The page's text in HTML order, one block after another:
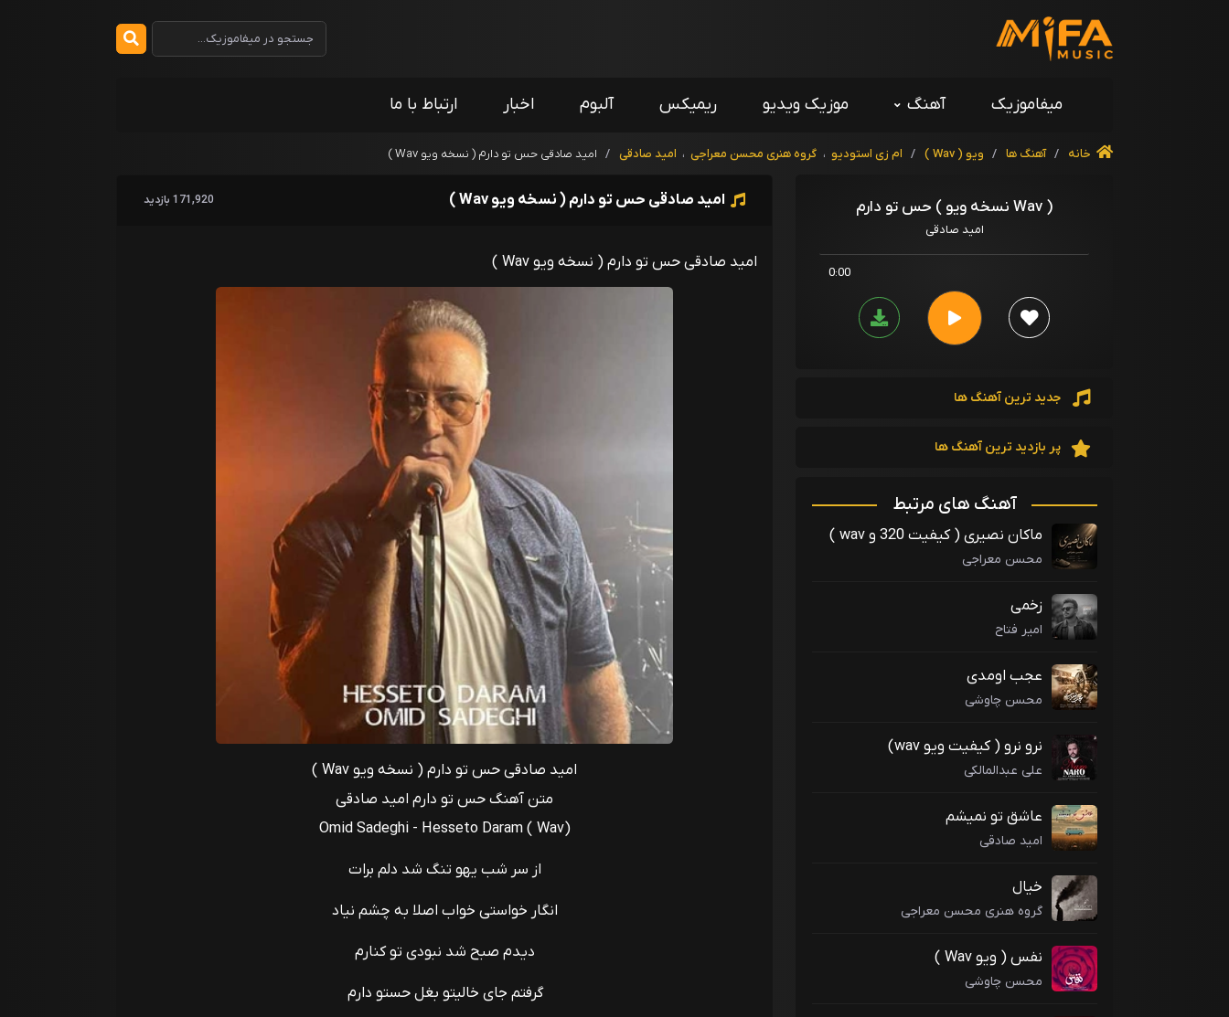
میفاموزیک آهنگ موزیک ویدیو ریمیکس آلبوم اخبار ارتباط با ما
خانه / آهنگ ها / ویو ( Wav ) / ام زی استودیو ، گروه هنری محسن معراجی ، امید صادقی / امید صادقی حس تو دارم ( نسخه ویو Wav )
حس تو دارم ( نسخه ویو Wav )
امید صادقی
0:00
جدید ترین آهنگ ها
پر بازدید ترین آهنگ ها
آهنگ های مرتبط
ماکان نصیری ( کیفیت 320 و wav )
محسن معراجی
زخمی
امیر فتاح
عجب اومدی
محسن چاوشی
نرو نرو ( کیفیت ویو wav)
علی عبدالمالکی
عاشق تو نمیشم
امید صادقی
خیال
گروه هنری محسن معراجی
نفس ( ویو Wav )
محسن چاوشی
امید صادقی حس تو دارم ( نسخه ویو Wav ) 171,920 بازدید
امید صادقی حس تو دارم ( نسخه ویو Wav )
امید صادقی حس تو دارم ( نسخه ویو Wav )
متن آهنگ حس تو دارم امید صادقی
Omid Sadeghi - Hesseto Daram ( Wav)
از سر شب یهو تنگ شد دلم برات
انگار خواستی خواب اصلا به چشم نیاد
دیدم صبح شد نبودی تو کنارم
گرفتم جای خالیتو بغل حستو دارم